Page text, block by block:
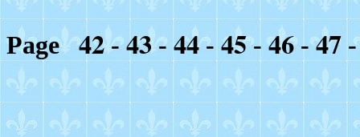
Page42-43- 44- 45-46-47